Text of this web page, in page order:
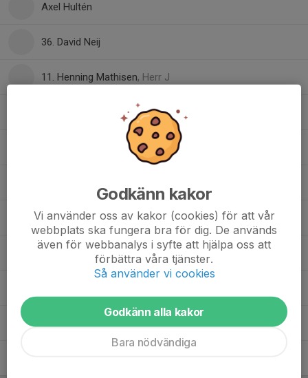
Axel Hultén
36. David Neij
11. Henning Mathisen, Herr J
17. Hugo Westergren
, Herr J
Lukas Waide
30. Oskar Palm, Herr A
Godkänn kakor
Vi använder oss av kakor (cookies) för att vår
webbplats ska fungera bra för dig. De används
även för webbanalys i syfte att hjälpa oss att
förbättra våra tjänster.
Så använder vi cookies
Godkänn alla kakor
Bara nödvändiga